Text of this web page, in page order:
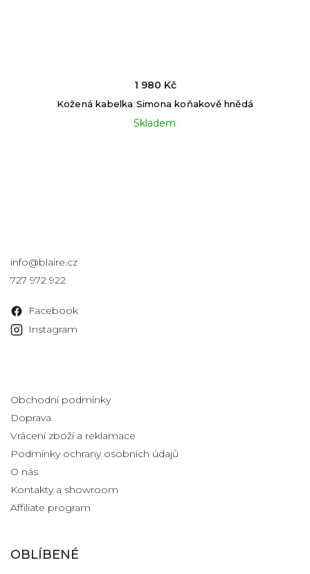
Kožená kabelka Simona koňakově hnědá
Skladem
1 980 Kč
info@blaire.cz
727 972 922
Facebook
Instagram
Obchodní podmínky
Doprava
Vrácení zboží a reklamace
Podmínky ochrany osobních údajů
O nás
Kontakty a showroom
Affiliate program
OBLÍBENÉ